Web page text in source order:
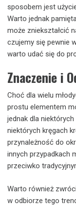
sposobem jest
Warto jednak
może zniekształcić
czujemy się pewnie
warto udać się do
Znaczenie i
Choć dla wielu
prostu elementem
jednak dla
niektórych kręgach
przynależność do
innych przypadkach
przeciwko
Warto również
w odbiorze tego